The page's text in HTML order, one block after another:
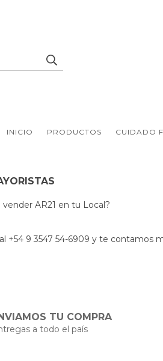
INICIO PRODUCTOS CUIDADO
vender AR21 en tu Local?
+54 9 3547 54-6909 y te contamos
TU COMPRA
a todo el país